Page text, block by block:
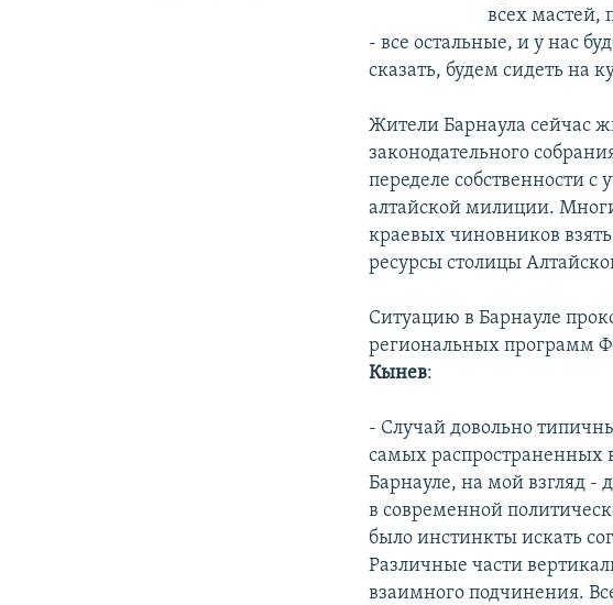
всех мастей,
- все остальные, и у нас
сказать, будем сидеть на
Жители Барнаула сейчас
законодательного
переделе собственности
алтайской милиции.
краевых чиновников
ресурсы столицы
Ситуацию в Барнауле
региональных программ
Кынев:
- Случай довольно
самых распространенных
Барнауле, на мой взгляд -
в современной
было инстинкты искать
Различные части
взаимного подчинения.